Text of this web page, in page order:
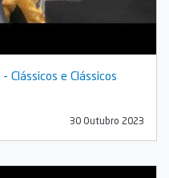
Clássicos e Clássicos
30 Outubro 2023